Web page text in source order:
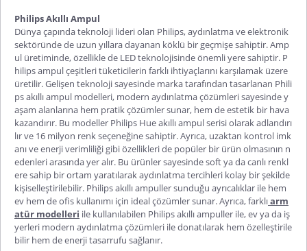
Philips Akıllı Ampul
Dünya çapında teknoloji lideri olan Philips, aydınlatma ve elektronik
sektöründe de uzun yıllara dayanan köklü bir geçmişe sahiptir. Amp
ul üretiminde, özellikle de LED teknolojisinde önemli yere sahiptir. P
hilips ampul çeşitleri tüketicilerin farklı ihtiyaçlarını karşılamak üzere
üretilir. Gelişen teknoloji sayesinde marka tarafından tasarlanan Phili
ps akıllı ampul modelleri, modern aydınlatma çözümleri sayesinde y
aşam alanlarına hem pratik çözümler sunar, hem de estetik bir hava
kazandırır. Bu modeller Philips Hue akıllı ampul serisi olarak adlandırı
lır ve 16 milyon renk seçeneğine sahiptir. Ayrıca, uzaktan kontrol imk
anı ve enerji verimliliği gibi özellikleri de popüler bir ürün olmasının n
edenleri arasında yer alır. Bu ürünler sayesinde soft ya da canlı renkl
ere sahip bir ortam yaratılarak aydınlatma tercihleri kolay bir şekilde
kişiselleştirilebilir. Philips akıllı ampuller sunduğu ayrıcalıklar ile hem
ev hem de ofis kullanımı için ideal çözümler sunar. Ayrıca, farklıarm
atür modelleri ile kullanılabilen Philips akıllı ampuller ile, ev ya da iş
yerleri modern aydınlatma çözümleri ile donatılarak hem özelleştirile
bilir hem de enerji tasarrufu sağlanır.